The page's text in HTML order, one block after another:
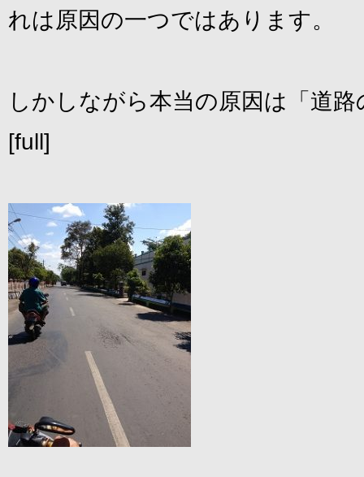
れは原因の一つではあります。
しかしながら本当の原因は「道
[full]